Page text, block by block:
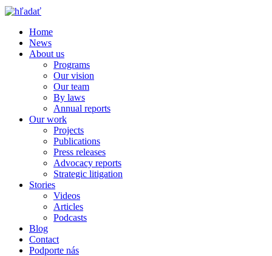
Home
News
About us
Programs
Our vision
Our team
By laws
Annual reports
Our work
Projects
Publications
Press releases
Advocacy reports
Strategic litigation
Stories
Videos
Articles
Podcasts
Blog
Contact
Podporte nás